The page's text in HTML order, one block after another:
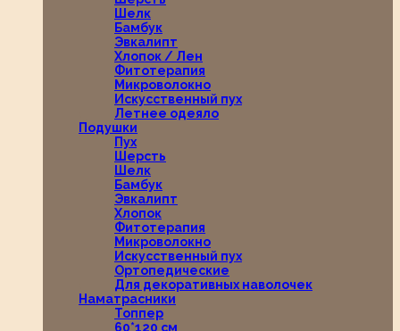
Шелк
Бамбук
Эвкалипт
Хлопок / Лен
Фитотерапия
Микроволокно
Искусственный пух
Летнее одеяло
Подушки
Пух
Шерсть
Шелк
Бамбук
Эвкалипт
Хлопок
Фитотерапия
Микроволокно
Искусственный пух
Ортопедические
Для декоративных наволочек
Наматрасники
Топпер
60*120 см